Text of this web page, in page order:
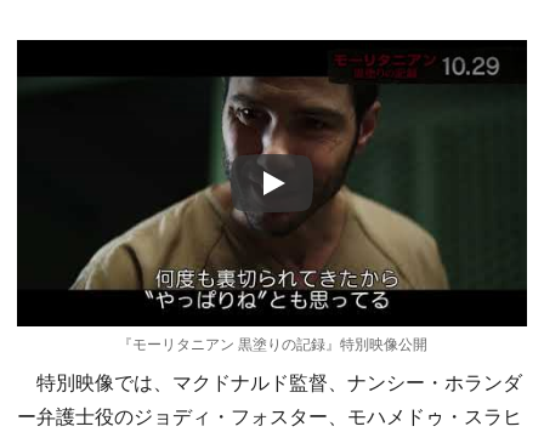
Play
『モーリタニアン 黒塗りの記録』特別映像公開
特別映像では、マクドナルド監督、ナンシー・ホランダ
ー弁護士役のジョディ・フォスター、モハメドゥ・スラヒ